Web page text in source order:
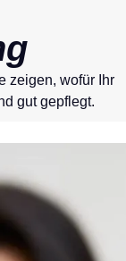
zeigen, wofür Ihr
gut gepflegt.